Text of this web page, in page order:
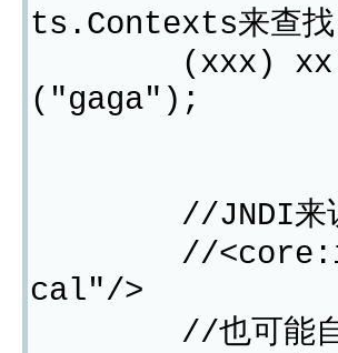
ts.Contexts来查找
(xxx) xx =
("gaga");
//JNDI来访问
//
cal"/>
//也可能自己指